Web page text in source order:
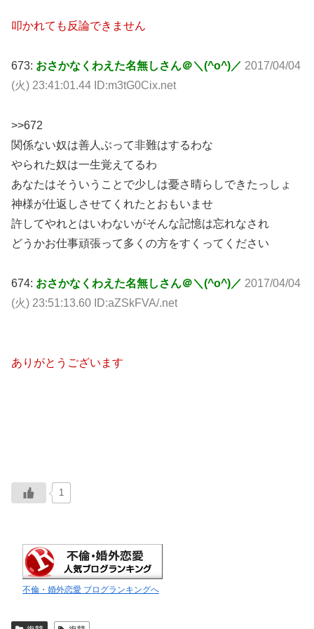
叩かれても反論できません
673: おさかなくわえた名無しさん＠＼(^o^)／ 2017/04/04
(火) 23:41:01.44 ID:m3tG0Cix.net
>>672
関係ない奴は善人ぶって非難はするわな
やられた奴は一生覚えてるわ
あなたはそういうことで少しは憂さ晴らしできたっしょ
神様が仕返しさせてくれたとおもいませ
許してやれとはいわないがそんな記憶は忘れなされ
どうかお仕事頑張って多くの方をすくってください
674: おさかなくわえた名無しさん＠＼(^o^)／ 2017/04/04
(火) 23:51:13.60 ID:aZSkFVA/.net
ありがとうございます
1
不倫・婚外恋愛 ブログランキングへ